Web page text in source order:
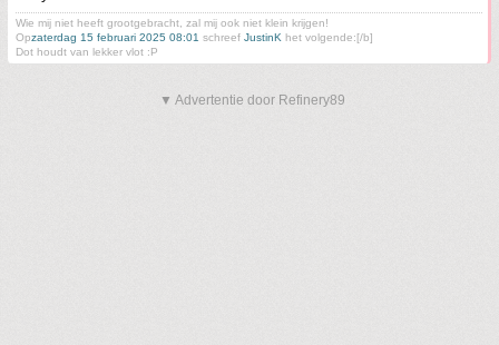
Wie mij niet heeft grootgebracht, zal mij ook niet klein krijgen!
Opzaterdag 15 februari 2025 08:01 schreef JustinK het volgende:[/b]
Dot houdt van lekker vlot :P
▼ Advertentie door Refinery89